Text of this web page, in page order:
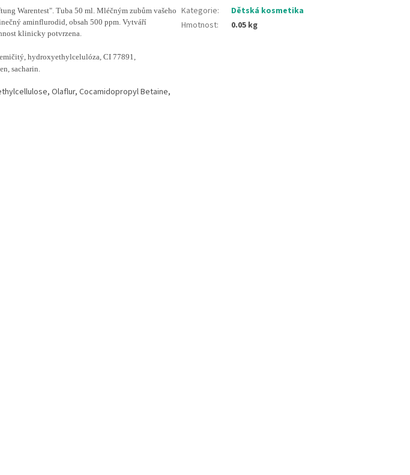
Warentest". Tuba 50 ml. Mléčným zubům vašeho
aminflurodid, obsah 500 ppm. Vytváří
klinicky potvrzena.
hydroxyethylcelulóza, CI 77891,
sacharin.
Olaflur, Cocamidopropyl Betaine,
Kategorie:
Dětská kosmetika
Hmotnost: 0.05 kg